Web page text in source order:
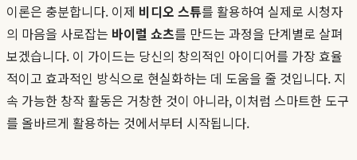
이론은 충분합니다. 이제 비디오 스튜를 활용하여 실제로 시청자
의 마음을 사로잡는 바이럴 쇼츠를 만드는 과정을 단계별로 살펴
보겠습니다. 이 가이드는 당신의 창의적인 아이디어를 가장 효율
적이고 효과적인 방식으로 현실화하는 데 도움을 줄 것입니다. 지
속 가능한 창작 활동은 거창한 것이 아니라, 이처럼 스마트한 도구
를 올바르게 활용하는 것에서부터 시작됩니다.